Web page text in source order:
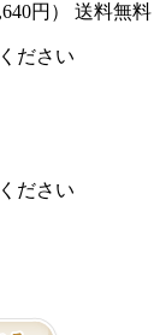
円 ） 送料無料
ださい
ださい